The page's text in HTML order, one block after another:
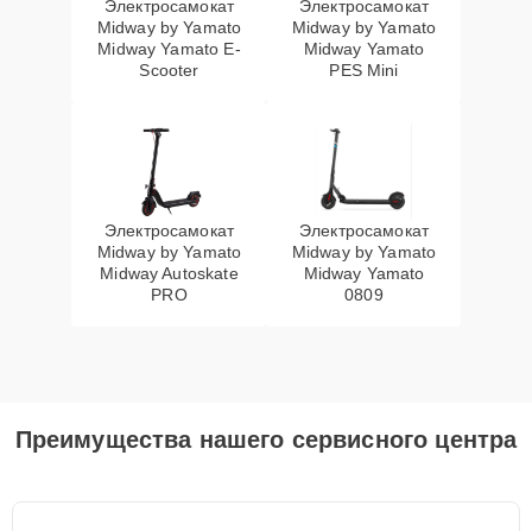
Электросамокат
Midway by Yamato
Midway Yamato E-
Scooter
Электросамокат
Midway by Yamato
Midway Yamato
PES Mini
Электросамокат
Midway by Yamato
Midway Autoskate
PRO
Электросамокат
Midway by Yamato
Midway Yamato
0809
Преимущества нашего сервисного центра